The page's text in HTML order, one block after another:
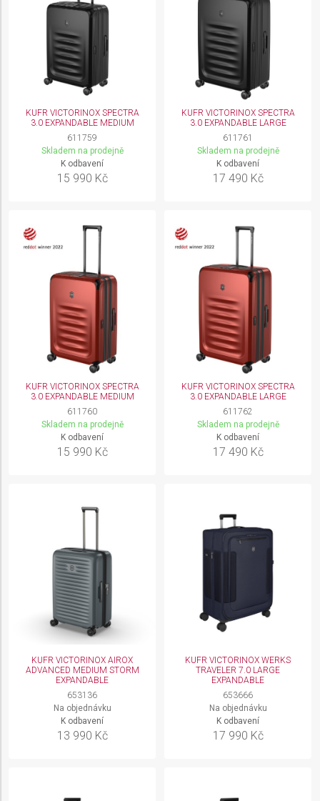
KUFR VICTORINOX SPECTRA
3.0 EXPANDABLE MEDIUM
611759
Skladem na prodejně
K odbavení
15 990 Kč
KUFR VICTORINOX SPECTRA
3.0 EXPANDABLE LARGE
611761
Skladem na prodejně
K odbavení
17 490 Kč
KUFR VICTORINOX SPECTRA
3.0 EXPANDABLE MEDIUM
611760
Skladem na prodejně
K odbavení
15 990 Kč
KUFR VICTORINOX SPECTRA
3.0 EXPANDABLE LARGE
611762
Skladem na prodejně
K odbavení
17 490 Kč
KUFR VICTORINOX AIROX
ADVANCED MEDIUM STORM
EXPANDABLE
653136
Na objednávku
K odbavení
13 990 Kč
KUFR VICTORINOX WERKS
TRAVELER 7.0 LARGE
EXPANDABLE
653666
Na objednávku
K odbavení
17 990 Kč
requested
Non-IAB processing purposes:
Necessary
Performance
Functional
Advertising